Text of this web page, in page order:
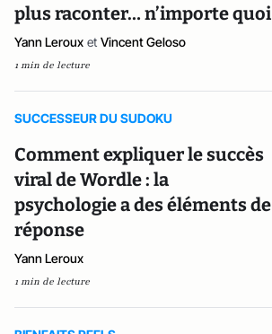
plus raconter… n’importe quoi
Yann Leroux et Vincent Geloso
1 min de lecture
SUCCESSEUR DU SUDOKU
Comment expliquer le succès
viral de Wordle : la
psychologie a des éléments de
réponse
Yann Leroux
1 min de lecture